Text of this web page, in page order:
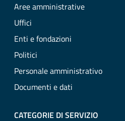
Aree amministrative
Uffici
Enti e fondazioni
Politici
Personale amministrativo
Documenti e dati
CATEGORIE DI SERVIZIO